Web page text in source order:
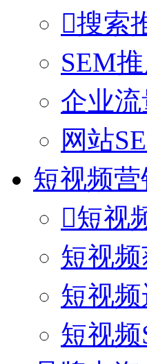
搜索
SEM
企业
网站
短视频营
短视
短视
短视
短视频